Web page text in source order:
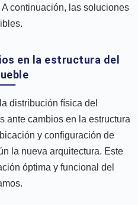
continuación, las soluciones
en la estructura del
distribución física del
ante cambios en la estructura
y configuración de
la nueva arquitectura. Este
óptima y funcional del